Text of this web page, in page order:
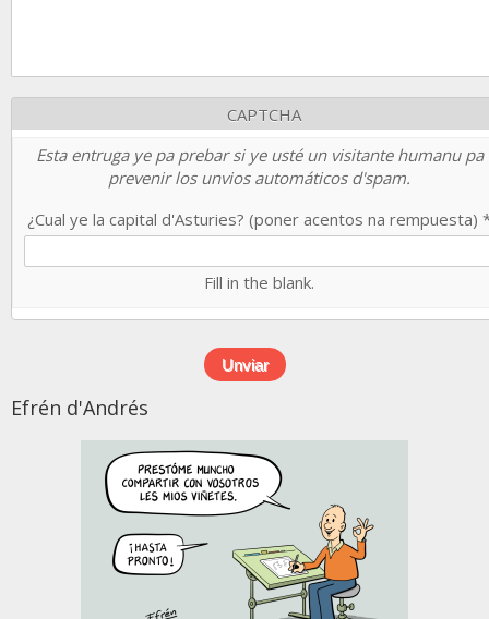
CAPTCHA
Esta entruga ye pa prebar si ye usté un visitante humanu pa
prevenir los unvios automáticos d'spam.
¿Cual ye la capital d'Asturies? (poner acentos na rempuesta)
Fill in the blank.
Efrén d'Andrés